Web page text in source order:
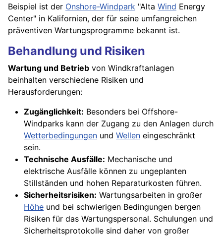
Beispiel ist der Onshore-Windpark "Alta Wind Energy
Center" in Kalifornien, der für seine umfangreichen
präventiven Wartungsprogramme bekannt ist.
Behandlung und Risiken
Wartung und Betrieb von Windkraftanlagen
beinhalten verschiedene Risiken und
Herausforderungen:
Zugänglichkeit: Besonders bei Offshore-
Windparks kann der Zugang zu den Anlagen durch
Wetterbedingungen und Wellen eingeschränkt
sein.
Technische Ausfälle: Mechanische und
elektrische Ausfälle können zu ungeplanten
Stillständen und hohen Reparaturkosten führen.
Sicherheitsrisiken: Wartungsarbeiten in großer
Höhe und bei schwierigen Bedingungen bergen
Risiken für das Wartungspersonal. Schulungen und
Sicherheitsprotokolle sind daher von großer